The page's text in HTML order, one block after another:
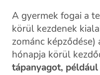
A gyermek fogai a
körül kezdenek
zománc
hónapja körül
tápanyagot,